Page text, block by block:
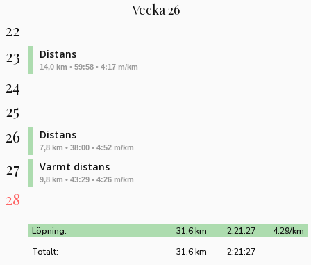
Vecka 26
22
23
Distans
14,0 km • 59:58 • 4:17 m/km
24
25
26
Distans
7,8 km • 38:00 • 4:52 m/km
27 Varmt distans
9,8 km • 43:29 • 4:26 m/km
28
Löpning: 4:29/km
2:21:27
31,6 km
Totalt:
2:21:27
31,6 km